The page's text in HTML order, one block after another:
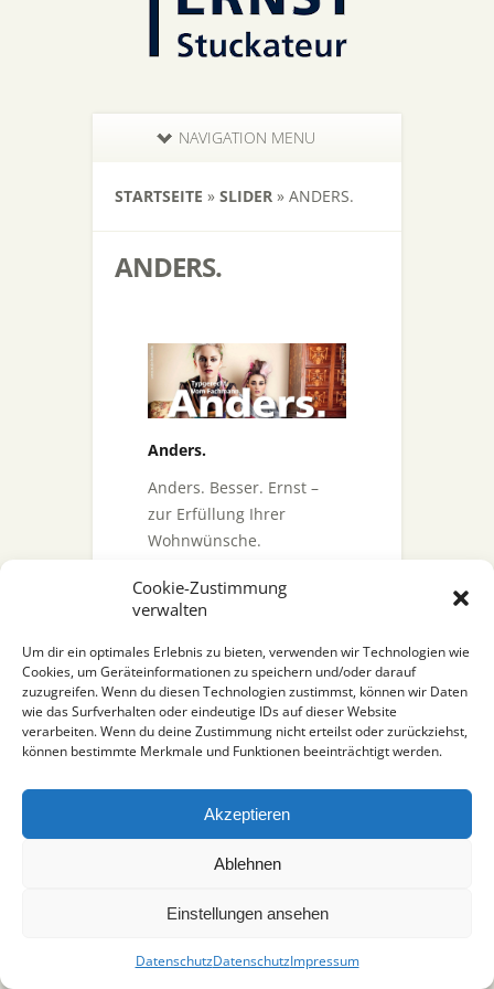
Cookie-Zustimmung
verwalten
Um dir ein optimales Erlebnis zu bieten, verwenden wir Technologien wie
Cookies, um Geräteinformationen zu speichern und/oder darauf
zuzugreifen. Wenn du diesen Technologien zustimmst, können wir Daten
wie das Surfverhalten oder eindeutige IDs auf dieser Website
verarbeiten. Wenn du deine Zustimmung nicht erteilst oder zurückziehst,
können bestimmte Merkmale und Funktionen beeinträchtigt werden.
Akzeptieren
Ablehnen
Einstellungen ansehen
DatenschutzDatenschutzImpressum
NAVIGATION MENU
STARTSEITE » SLIDER » ANDERS.
ANDERS.
Anders.
Anders. Besser. Ernst –
zur Erfüllung Ihrer
Wohnwünsche.
Unsere Werbung.
Impressum|Datenschutz